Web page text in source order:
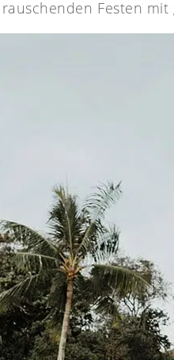
Festen